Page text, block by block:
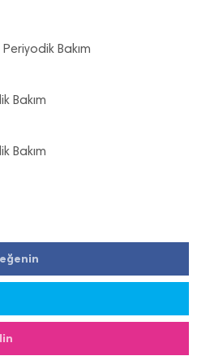
Bakım
Bakım
Bakım